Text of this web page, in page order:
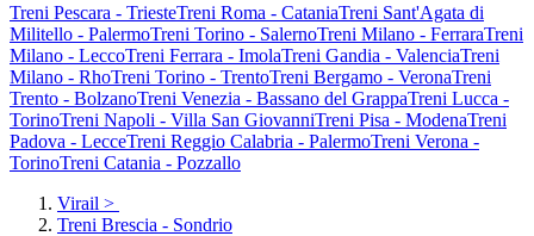
Treni Pescara - TriesteTreni Roma - CataniaTreni Sant'Agata di
Militello - PalermoTreni Torino - SalernoTreni Milano - FerraraTreni
Milano - LeccoTreni Ferrara - ImolaTreni Gandia - ValenciaTreni
Milano - RhoTreni Torino - TrentoTreni Bergamo - VeronaTreni
Trento - BolzanoTreni Venezia - Bassano del GrappaTreni Lucca -
TorinoTreni Napoli - Villa San GiovanniTreni Pisa - ModenaTreni
Padova - LecceTreni Reggio Calabria - PalermoTreni Verona -
TorinoTreni Catania - Pozzallo
Virail >
Treni Brescia - Sondrio